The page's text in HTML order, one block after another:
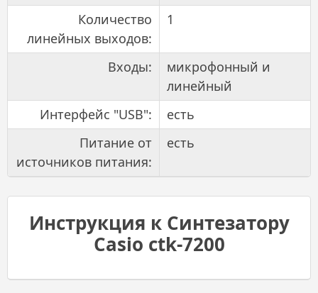
Количество
линейных выходов:
1
Входы:
микрофонный и
линейный
Интерфейс "USB":
есть
Питание от
источников питания:
есть
Инструкция к Синтезатору
Casio ctk-7200